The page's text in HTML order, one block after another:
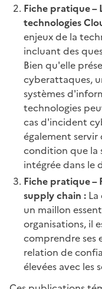
Fiche pratique –
technologies
enjeux de la
incluant des
Bien qu'elle
cyberattaques,
systèmes
technologies
cas d'incident
également
condition que la
intégrée dans le
Fiche pratique –
supply chain :
un maillon
organisations, il
comprendre ses
relation de
élevées avec les